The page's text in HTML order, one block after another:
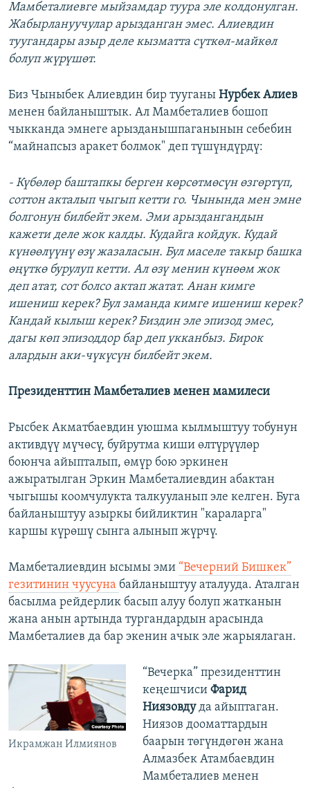
Мамбеталиевге мыйзамдар туура эле колдонулган.
Жабырлануучулар арызданган эмес. Алиевдин
туугандары азыр деле кызматта сүткөл-майкөл
болуп жүрүшөт.
Биз Чыныбек Алиевдин бир тууганы Нурбек Алиев
менен байланыштык. Ал Мамбеталиев бошоп
чыкканда эмнеге арызданышпаганынын себебин
“майнапсыз аракет болмок" деп түшүндүрдү:
- Күбөлөр баштапкы берген көрсөтмөсүн өзгөртүп,
соттон акталып чыгып кетти го. Чынында мен эмне
болгонун билбейт экем. Эми арыздангандын
кажети деле жок калды. Кудайга койдук. Кудай
күнөөлүүнү өзү жазаласын. Бул маселе такыр башка
өңүткө бурулуп кетти. Ал өзү менин күнөөм жок
деп атат, сот болсо актап жатат. Анан кимге
ишениш керек? Бул заманда кимге ишениш керек?
Кандай кылыш керек? Биздин эле эпизод эмес,
дагы көп эпизоддор бар деп укканбыз. Бирок
алардын аки-чүкүсүн билбейт экем.
Президенттин Мамбеталиев менен мамилеси
Рысбек Акматбаевдин уюшма кылмыштуу тобунун
активдүү мүчөсү, буйрутма киши өлтүрүүлөр
боюнча айыпталып, өмүр бою эркинен
ажыратылган Эркин Мамбеталиевдин абактан
чыгышы коомчулукта талкууланып эле келген. Буга
байланыштуу азыркы бийликтин "караларга"
каршы күрөшү сынга алынып жүрчү.
Мамбеталиевдин ысымы эми “Вечерний Бишкек”
гезитинин чуусуна байланыштуу аталууда. Аталган
басылма рейдерлик басып алуу болуп жатканын
жана анын артында тургандардын арасында
Мамбеталиев да бар экенин ачык эле жарыялаган.
Икрамжан Илмиянов
“Вечерка” президенттин
кеңешчиси Фарид
Ниязовдуда айыптаган.
Ниязов дооматтардын
баарын төгүндөгөн жана
Алмазбек Атамбаевдин
Мамбеталиев менен